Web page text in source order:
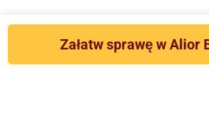
Załatw sprawę w Alior